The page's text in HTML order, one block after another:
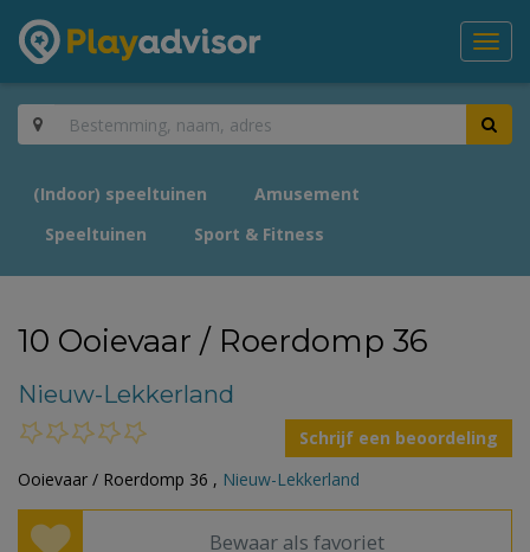
(Indoor) speeltuinen
Amusement
Speeltuinen
Sport & Fitness
10 Ooievaar / Roerdomp 36
Nieuw-Lekkerland
Schrijf een beoordeling
Ooievaar / Roerdomp 36 , Nieuw-Lekkerland
Bewaar als favoriet